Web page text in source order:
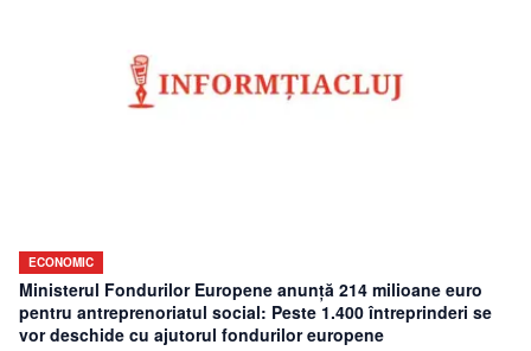
ECONOMIC
Ministerul Fondurilor Europene anunţă 214 milioane euro
pentru antreprenoriatul social: Peste 1.400 întreprinderi se
vor deschide cu ajutorul fondurilor europene